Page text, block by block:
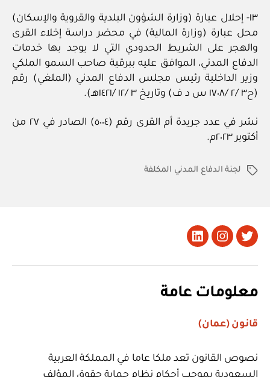
١٣- إحلال عبارة (وزارة الشؤون البلدية والقروية والإسكان)
محل عبارة (وزارة المالية) في محضر دراسة إخلاء القرى
والهجر على الشريط الحدودي التي لا يوجد بها خدمات
الدفاع المدني، الموافق عليه ببرقية صاحب السمو الملكي
وزير الداخلية رئيس مجلس الدفاع المدني (الملغي) رقم
(ح٣ /٢ /١٧٠٨ س د ف) وتاريخ ٣ /١٢ /١٤٢١هـ).
نشر في عدد جريدة أم القرى رقم (٥٠٠٤) الصادر في ٢٧ من
أكتوبر ٢٠٢٣م.
الوسوملجنة الدفاع المدني المكلفة
تويتر Instagram
LinkedIn
معلومات عامة
قانون (عمان)
نصوص القانون تعد ملكا عاما في المملكة العربية